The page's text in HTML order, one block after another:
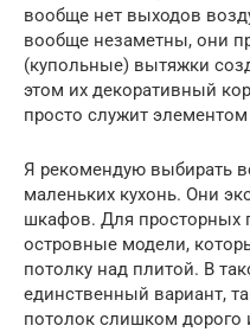
вообще нет выходов
вообще незаметны, они
(купольные) вытяжки
этом их декоративный
просто служит
Я рекомендую выбирать
маленьких кухонь. Они
шкафов. Для просторных
островные модели,
потолку над плитой. В
единственный вариант,
потолок слишком дорого